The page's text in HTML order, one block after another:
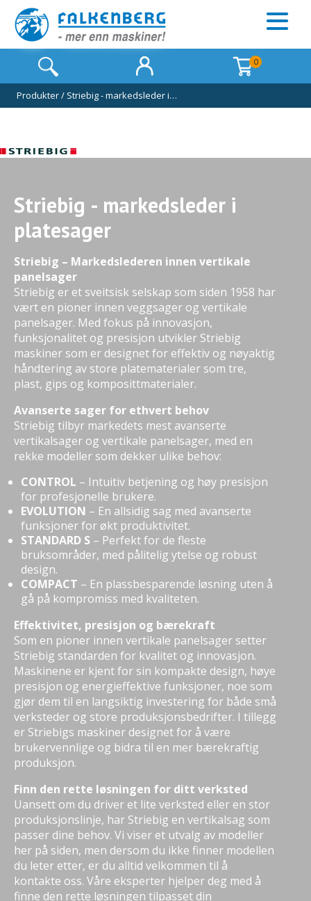
0
Produkter/ Striebig - markedsleder i…
Striebig - markedsleder i
platesager
Striebig – Markedslederen innen vertikale
panelsager
Striebig er et sveitsisk selskap som siden 1958 har
vært en pioner innen veggsager og vertikale
panelsager. Med fokus på innovasjon,
funksjonalitet og presisjon utvikler Striebig
maskiner som er designet for effektiv og nøyaktig
håndtering av store platematerialer som tre,
plast, gips og komposittmaterialer.
Avanserte sager for ethvert behov
Striebig tilbyr markedets mest avanserte
vertikalsager og vertikale panelsager, med en
rekke modeller som dekker ulike behov:
CONTROL – Intuitiv betjening og høy presisjon
for profesjonelle brukere.
EVOLUTION – En allsidig sag med avanserte
funksjoner for økt produktivitet.
STANDARD S – Perfekt for de fleste
bruksområder, med pålitelig ytelse og robust
design.
COMPACT – En plassbesparende løsning uten å
gå på kompromiss med kvaliteten.
Effektivitet, presisjon og bærekraft
Som en pioner innen vertikale panelsager setter
Striebig standarden for kvalitet og innovasjon.
Maskinene er kjent for sin kompakte design, høye
presisjon og energieffektive funksjoner, noe som
gjør dem til en langsiktig investering for både små
verksteder og store produksjonsbedrifter. I tillegg
er Striebigs maskiner designet for å være
brukervennlige og bidra til en mer bærekraftig
produksjon.
Finn den rette løsningen for ditt verksted
Uansett om du driver et lite verksted eller en stor
produksjonslinje, har Striebig en vertikalsag som
passer dine behov. Vi viser et utvalg av modeller
her på siden, men dersom du ikke finner modellen
du leter etter, er du alltid velkommen til å
kontakte oss. Våre eksperter hjelper deg med å
finne den rette løsningen tilpasset din